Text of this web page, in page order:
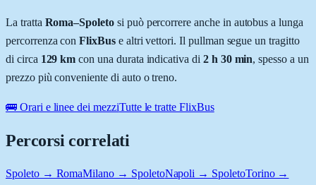
La tratta Roma–Spoletosi può percorrere anche in autobus a lunga
percorrenza conFlixBuse altri vettori. Il pullman segue un tragitto
di circa 129 km con una durata indicativa di 2 h 30 min, spesso a un
prezzo più conveniente di auto o treno.
🚌 Orari e linee dei mezziTutte le tratte FlixBus
Percorsi correlati
Spoleto → RomaMilano → SpoletoNapoli → SpoletoTorino →